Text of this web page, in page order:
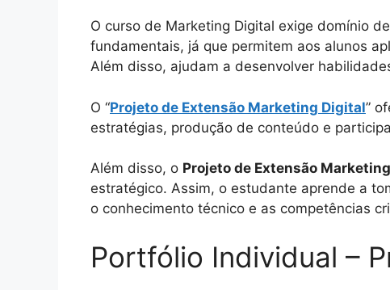
O curso de Marketing Digital exige domínio
fundamentais, já que permitem aos alunos
Além disso, ajudam a desenvolver
O “Projeto de Extensão Marketing Digital”
estratégias, produção de conteúdo e
Além disso, o Projeto de Extensão
estratégico. Assim, o estudante aprende a
o conhecimento técnico e as competências
Portfólio Individual –